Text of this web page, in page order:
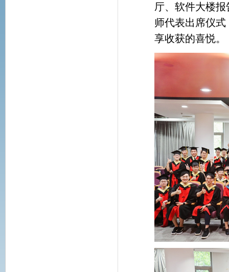
厅、软件大楼
师代表出席仪
享收获的喜悦。